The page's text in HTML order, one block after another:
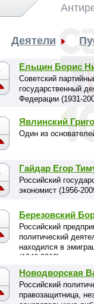
Деятели
Ельцин Борис
Cоветский
государственный
Федерации (1931-
Явлинский
Один из
Гайдар Егор
Российский
экономист (1956-
Березовский
Российский
политический
находился в
(1946-2013)
Новодворская
Российский
правозащитница,